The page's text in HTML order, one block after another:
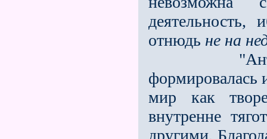
отнюдь не на
формировалась
мир как
внутренне
другими.